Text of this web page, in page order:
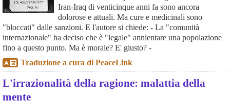
Iran-Iraq di venticinque anni fa sono ancora
dolorose e attuali. Ma cure e medicinali sono
"bloccati" dalle sanzioni. E l'autore si chiede: - La "comunità
internazionale" ha deciso che è "legale" annientare una popolazione
fino a questo punto. Ma è morale? E' giusto? -
Traduzione a cura di PeaceLink
L'irrazionalità della ragione: malattia della
mente